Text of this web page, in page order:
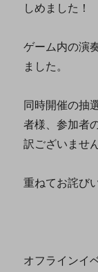
しめました！
ゲーム内の演
ました。
同時開催の抽
者様、参加者
訳ございません
重ねてお詫び
オフラインイ